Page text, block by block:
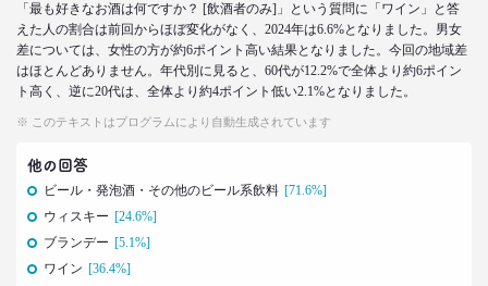
愛される「40代おじさん」の分岐点
弘中綾香アナに学ぶ
–日経クロストレンド 連載㉔–
生活総研 上席研究員/コピーライター
前沢 裕文
“モテリプ”の三原則とは？
–日経クロストレンド 連載㉓–
生活総研 上席研究員/コピーライター
前沢 裕文
「最も好きなお酒は何ですか？ [飲酒者のみ]」という質問に「ワイン」と答
えた人の割合は前回からほぼ変化がなく、2024年は6.6%となりました。男女
差については、女性の方が約6ポイント高い結果となりました。今回の地域差
はほとんどありません。年代別に見ると、60代が12.2%で全体より約6ポイン
ト高く、逆に20代は、全体より約4ポイント低い2.1%となりました。
※ このテキストはプログラムにより自動生成されています
他の回答
ビール・発泡酒・その他のビール系飲料 [71.6%]
ウィスキー [24.6%]
ブランデー [5.1%]
ワイン [36.4%]